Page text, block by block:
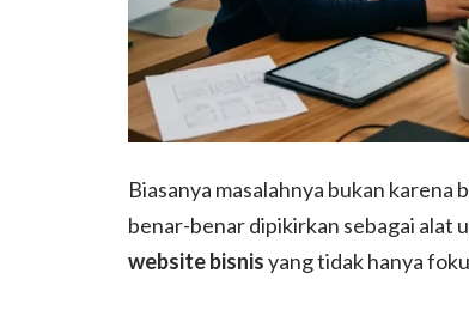
Biasanya masalahnya bukan
benar-benar dipikirkan sebagai alat
website bisnisyang tidak hanya